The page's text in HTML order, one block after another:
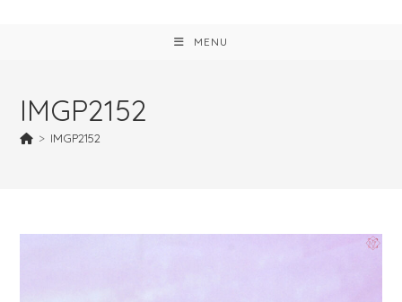
MENU
IMGP2152
> IMGP2152